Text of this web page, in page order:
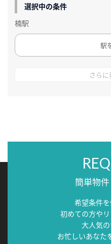
選択中の条件
楠駅
駅
さらに
簡単物
希望条件を
初めての方や
大人気の
お忙しいあなた